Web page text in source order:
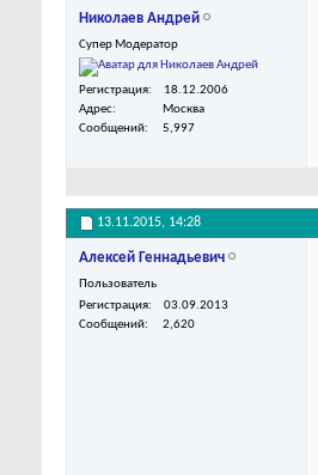
Николаев Андрей
Супер Модератор
Регистрация
18.12.2006
Адрес
Москва
Сообщений
5,997
13.11.2015, 14:28
Алексей Геннадьевич
Пользователь
Регистрация
03.09.2013
Сообщений
2,620